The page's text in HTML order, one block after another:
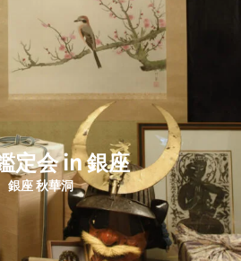
定会 in 銀座
銀座 秋華洞